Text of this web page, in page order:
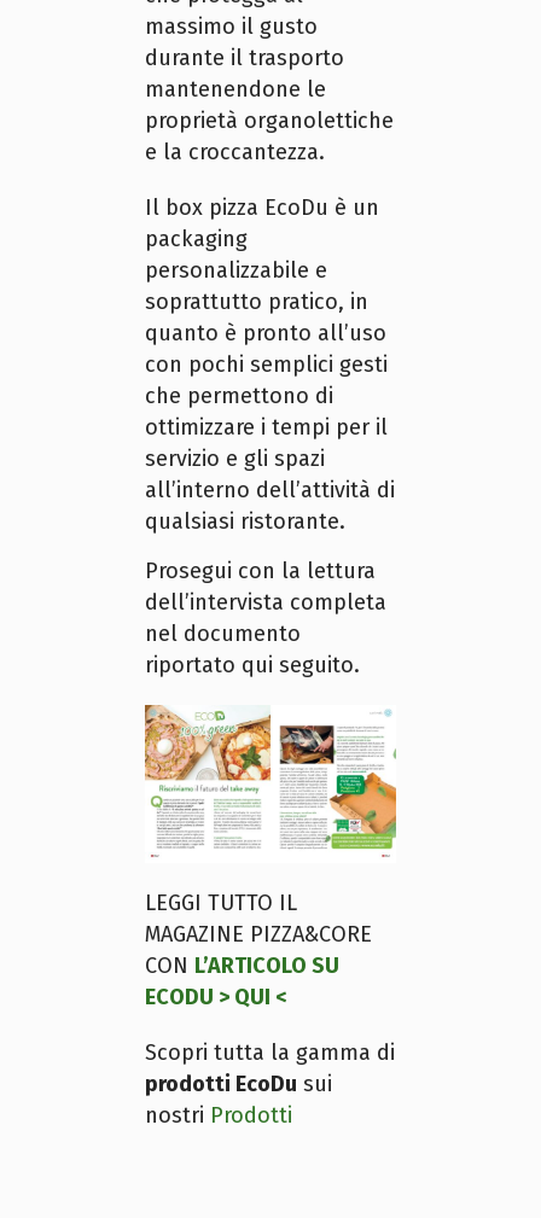
massimo il gusto
durante il trasporto
mantenendone le
proprietà organolettiche
e la croccantezza.
Il box pizza EcoDu è un
packaging
personalizzabile e
soprattutto pratico, in
quanto è pronto all’uso
con pochi semplici gesti
che permettono di
ottimizzare i tempi per il
servizio e gli spazi
all’interno dell’attività di
qualsiasi ristorante.
Prosegui con la lettura
dell’intervista completa
nel documento
riportato qui seguito.
LEGGI TUTTO IL
MAGAZINE PIZZA&CORE
CON L’ARTICOLO SU
ECODU > QUI <
Scopri tutta la gamma di
prodotti EcoDu sui
nostri Prodotti